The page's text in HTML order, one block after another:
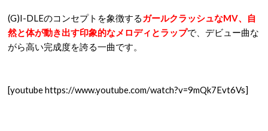
(G)I-DLEのコンセプトを象徴するガールクラッシュなMV、自
然と体が動き出す印象的なメロディとラップで、デビュー曲な
がら高い完成度を誇る一曲です。
[youtube https://www.youtube.com/watch?v=9mQk7Evt6Vs]